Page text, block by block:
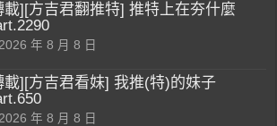
載][方吉君翻推特] 推特上在夯什麼
年 8 月 8 日
載][方吉君看妹] 我推(特)的妹子
2026 年 8 月 8 日